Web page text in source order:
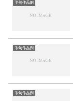
俳句作品例
俳句作品例
俳句作品例